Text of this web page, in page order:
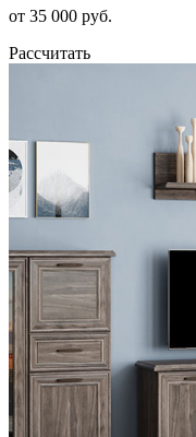
от 35 000 руб.
Рассчитать